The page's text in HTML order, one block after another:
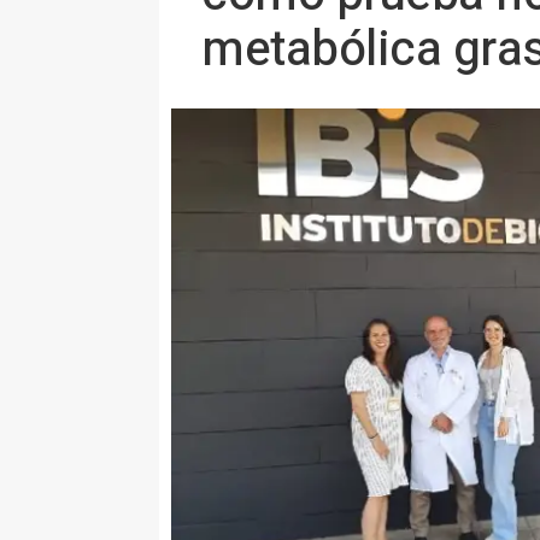
metabólica